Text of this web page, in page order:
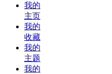
我的
主页
我的
收藏
我的
主题
我的